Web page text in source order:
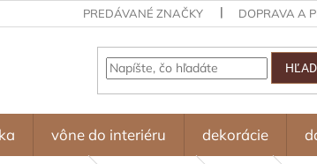
PREDÁVANÉ ZNAČKY DOPRAVA A
vône do interiéru dekorácie